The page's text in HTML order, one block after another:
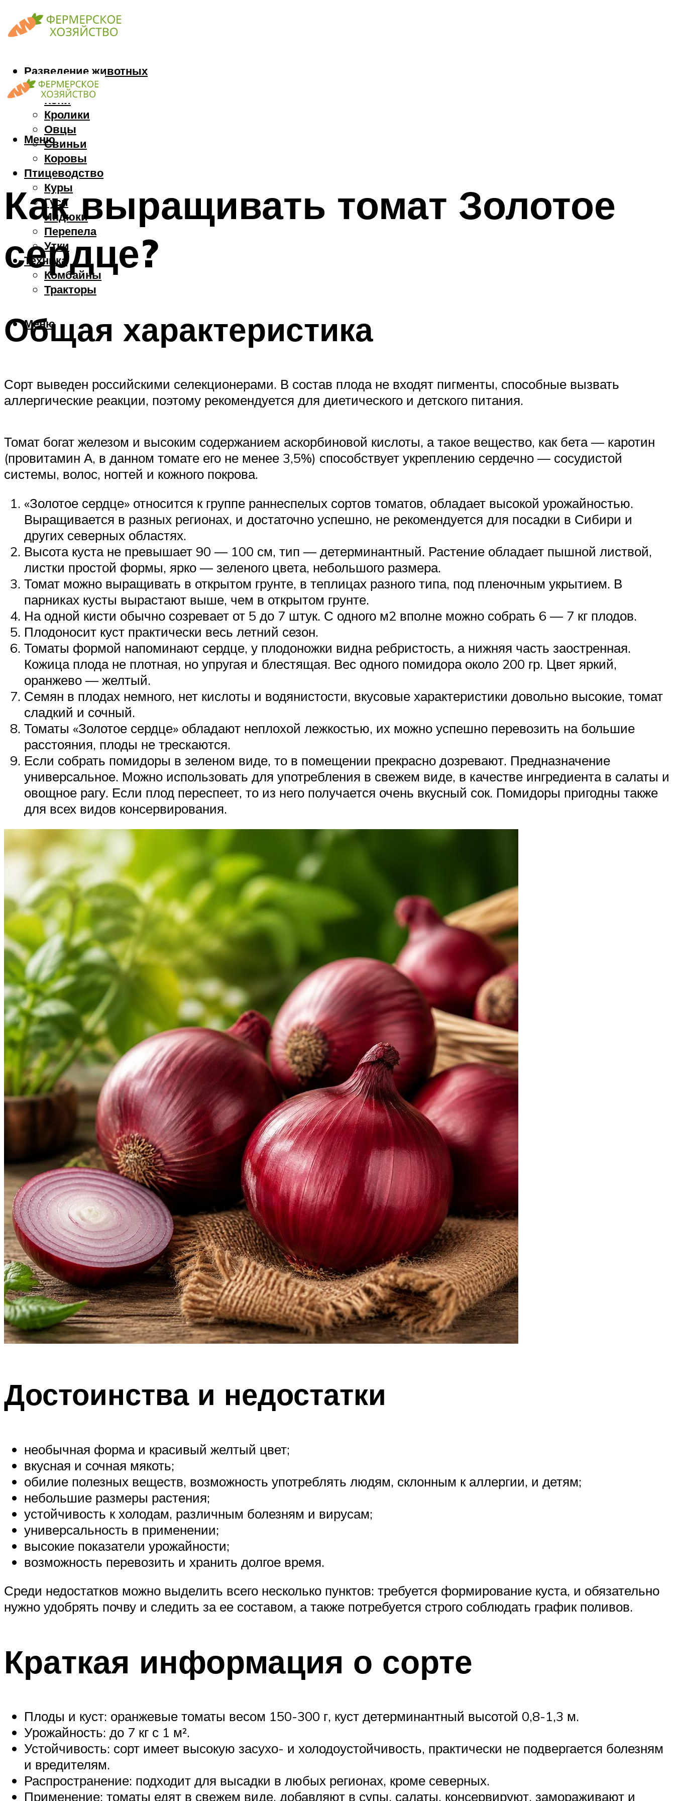
Разведение животных
Козы
Кони
Кролики
Овцы
Свиньи
Коровы
Птицеводство
Куры
Гуси
Индюки
Перепела
Утки
Техника
Комбайны
Тракторы
Меню
Меню
Как выращивать томат Золотое
сердце?
Общая характеристика
Сорт выведен российскими селекционерами. В состав плода не входят пигменты, способные вызвать
аллергические реакции, поэтому рекомендуется для диетического и детского питания.
Томат богат железом и высоким содержанием аскорбиновой кислоты, а такое вещество, как бета — каротин
(провитамин А, в данном томате его не менее 3,5%) способствует укреплению сердечно — сосудистой
системы, волос, ногтей и кожного покрова.
«Золотое сердце» относится к группе раннеспелых сортов томатов, обладает высокой урожайностью.
Выращивается в разных регионах, и достаточно успешно, не рекомендуется для посадки в Сибири и
других северных областях.
Высота куста не превышает 90 — 100 см, тип — детерминантный. Растение обладает пышной листвой,
листки простой формы, ярко — зеленого цвета, небольшого размера.
Томат можно выращивать в открытом грунте, в теплицах разного типа, под пленочным укрытием. В
парниках кусты вырастают выше, чем в открытом грунте.
На одной кисти обычно созревает от 5 до 7 штук. С одного м2 вполне можно собрать 6 — 7 кг плодов.
Плодоносит куст практически весь летний сезон.
Томаты формой напоминают сердце, у плодоножки видна ребристость, а нижняя часть заостренная.
Кожица плода не плотная, но упругая и блестящая. Вес одного помидора около 200 гр. Цвет яркий,
оранжево — желтый.
Семян в плодах немного, нет кислоты и водянистости, вкусовые характеристики довольно высокие, томат
сладкий и сочный.
Томаты «Золотое сердце» обладают неплохой лежкостью, их можно успешно перевозить на большие
расстояния, плоды не трескаются.
Если собрать помидоры в зеленом виде, то в помещении прекрасно дозревают. Предназначение
универсальное. Можно использовать для употребления в свежем виде, в качестве ингредиента в салаты и
овощное рагу. Если плод переспеет, то из него получается очень вкусный сок. Помидоры пригодны также
для всех видов консервирования.
Достоинства и недостатки
необычная форма и красивый желтый цвет;
вкусная и сочная мякоть;
обилие полезных веществ, возможность употреблять людям, склонным к аллергии, и детям;
небольшие размеры растения;
устойчивость к холодам, различным болезням и вирусам;
универсальность в применении;
высокие показатели урожайности;
возможность перевозить и хранить долгое время.
Среди недостатков можно выделить всего несколько пунктов: требуется формирование куста, и обязательно
нужно удобрять почву и следить за ее составом, а также потребуется строго соблюдать график поливов.
Краткая информация о сорте
Плоды и куст: оранжевые томаты весом 150-300 г, куст детерминантный высотой 0,8-1,3 м.
Урожайность: до 7 кг с 1 м².
Устойчивость: сорт имеет высокую засухо- и холодоустойчивость, практически не подвергается болезням
и вредителям.
Распространение: подходит для высадки в любых регионах, кроме северных.
Применение: томаты едят в свежем виде, добавляют в супы, салаты, консервируют, замораживают и